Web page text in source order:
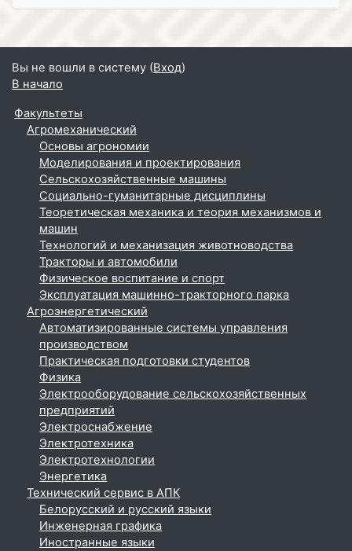
Вы не вошли в систему (Вход)
В начало
Факультеты
Агромеханический
Основы агрономии
Моделирования и проектирования
Сельскохозяйственные машины
Социально-гуманитарные дисциплины
Теоретическая механика и теория механизмов и
машин
Технологий и механизация животноводства
Тракторы и автомобили
Физическое воспитание и спорт
Эксплуатация машинно-тракторного парка
Агроэнергетический
Автоматизированные системы управления
производством
Практическая подготовки студентов
Физика
Электрооборудование сельскохозяйственных
предприятий
Электроснабжение
Электротехника
Электротехнологии
Энергетика
Технический сервис в АПК
Белорусский и русский языки
Инженерная графика
Иностранные языки